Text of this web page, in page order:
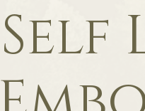
Self